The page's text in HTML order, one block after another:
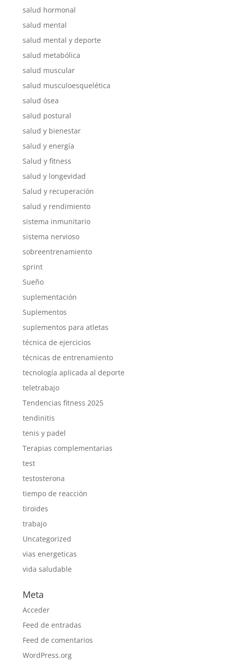
salud hormonal
salud mental
salud mental y deporte
salud metabólica
salud muscular
salud musculoesquelética
salud ósea
salud postural
salud y bienestar
salud y energía
Salud y fitness
salud y longevidad
Salud y recuperación
salud y rendimiento
sistema inmunitario
sistema nervioso
sobreentrenamiento
sprint
Sueño
suplementación
Suplementos
suplementos para atletas
técnica de ejercicios
técnicas de entrenamiento
tecnología aplicada al deporte
teletrabajo
Tendencias fitness 2025
tendinitis
tenis y padel
Terapias complementarias
test
testosterona
tiempo de reacción
tiroides
trabajo
Uncategorized
vias energeticas
vida saludable
Meta
Acceder
Feed de entradas
Feed de comentarios
WordPress.org